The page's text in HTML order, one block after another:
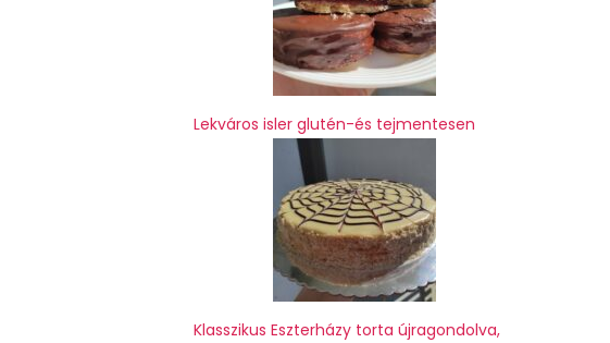
Lekváros isler glutén-és tejmentesen
Klasszikus Eszterházy torta újragondolva,